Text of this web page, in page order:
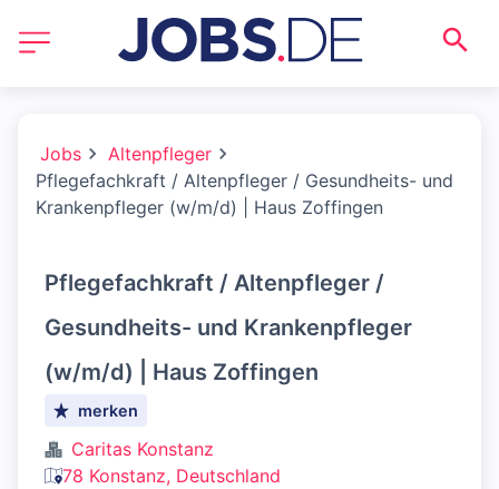
Jobs
Altenpfleger
Pflegefachkraft / Altenpfleger / Gesundheits- und
Krankenpfleger (w/m/d) | Haus Zoffingen
Pflegefachkraft / Altenpfleger /
Gesundheits- und Krankenpfleger
(w/m/d) | Haus Zoffingen
merken
Caritas Konstanz
78 Konstanz, Deutschland